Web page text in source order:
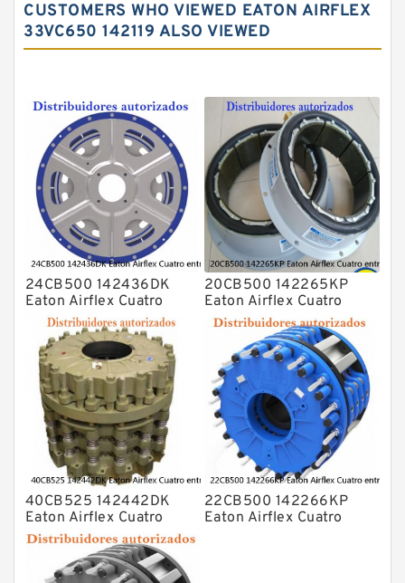
CUSTOMERS WHO VIEWED EATON AIRFLEX
33VC650 142119 ALSO VIEWED
24CB500 142436DK
Eaton Airflex Cuatro
entradas Embragues y
frenos
20CB500 142265KP
Eaton Airflex Cuatro
entradas Embragues y
40CB525 142442DK
Eaton Airflex Cuatro
entradas Embragues y
22CB500 142266KP
Eaton Airflex Cuatro